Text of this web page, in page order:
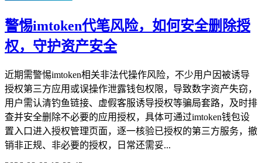
警惕imtoken代笔风险，如何安全删除授
权，守护资产安全
近期需警惕imtoken相关非法代操作风险，不少用户因被诱导
授权第三方应用或误操作泄露钱包权限，导致数字资产失窃，
用户需认清钓鱼链接、虚假客服诱导授权等骗局套路，及时排
查并安全删除不必要的应用授权，具体可通过imtoken钱包设
置入口进入授权管理页面，逐一核验已授权的第三方服务，撤
销非正规、非必要的授权，日常还需妥...